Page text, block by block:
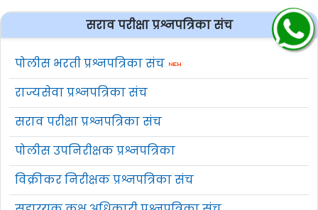
सराव परीक्षा प्रश्नपत्रिका संच
पोलीस भरती प्रश्नपत्रिका संच
राज्यसेवा प्रश्नपत्रिका संच
सराव परीक्षा प्रश्नपत्रिका संच
पोलीस उपनिरीक्षक प्रश्नपत्रिका
विक्रीकर निरीक्षक प्रश्नपत्रिका संच